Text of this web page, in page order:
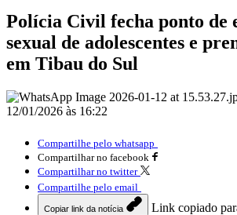
Polícia Civil fecha ponto de
sexual de adolescentes e
em Tibau do Sul
12/01/2026 às 16:22
Compartilhe pelo whatsapp
Compartilhar no facebook
Compartilhar no twitter
Compartilhe pelo email
Copiar link da notícia
Link copiado